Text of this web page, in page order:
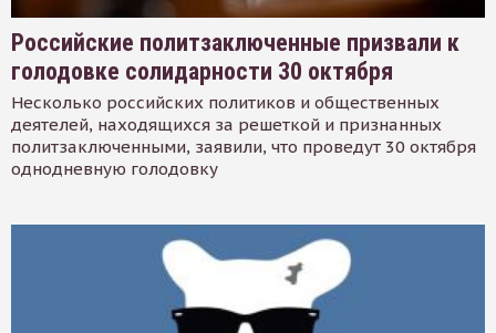
Российские политзаключенные призвали к
голодовке солидарности 30 октября
Несколько российских политиков и общественных
деятелей, находящихся за решеткой и признанных
политзаключенными, заявили, что проведут 30 октября
однодневную голодовку